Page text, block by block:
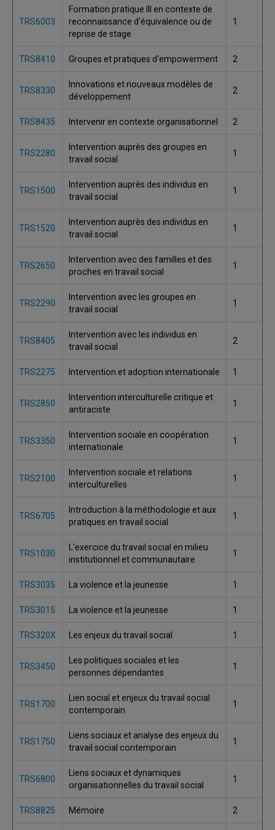
TRS6003
Formation pratique III en contexte de
reconnaissance d'équivalence ou de
reprise de stage
1
TRS8410 Groupes et pratiques d'empowerment 2
TRS8330
Innovations et nouveaux modèles de
développement
2
TRS8435 Intervenir en contexte organisationnel 2
TRS2280
Intervention auprès des groupes en
travail social
1
TRS1500
Intervention auprès des individus en
travail social
1
TRS1520
Intervention auprès des individus en
travail social
1
TRS2650
Intervention avec des familles et des
proches en travail social
1
TRS2290
Intervention avec les groupes en
travail social
1
TRS8405
Intervention avec les individus en
travail social
2
TRS2275 Intervention et adoption internationale 1
TRS2850
Intervention interculturelle critique et
antiraciste
1
TRS3350
Intervention sociale en coopération
internationale
1
TRS2100
Intervention sociale et relations
interculturelles
1
TRS6705
Introduction à la méthodologie et aux
pratiques en travail social
1
TRS1030
L'exercice du travail social en milieu
institutionnel et communautaire
1
TRS3035 La violence et la jeunesse 1
TRS3015 La violence et la jeunesse 1
TRS320X Les enjeux du travail social 1
TRS3450
Les politiques sociales et les
personnes dépendantes
1
TRS1700
Lien social et enjeux du travail social
contemporain
1
TRS1750
Liens sociaux et analyse des enjeux du
travail social contemporain
1
TRS6800
Liens sociaux et dynamiques
organisationnelles du travail social
1
TRS8825 Mémoire 2